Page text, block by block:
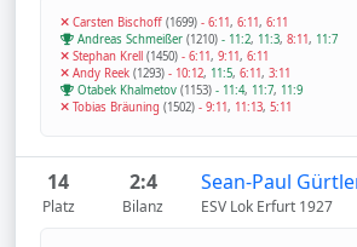
Carsten Bischoff (1699) - 6:11, 6:11, 6:11
Andreas Schmeißer (1210) - 11:2, 11:3, 8:11, 11:7
Stephan Krell (1450) - 6:11, 9:11, 6:11
Andy Reek (1293) - 10:12, 11:5, 6:11, 3:11
Otabek Khalmetov (1153) - 11:4, 11:7, 11:9
Tobias Bräuning (1502) - 9:11, 11:13, 5:11
14
Platz
2:4
Bilanz
Sean-Paul
ESV Lok Erfurt 1927